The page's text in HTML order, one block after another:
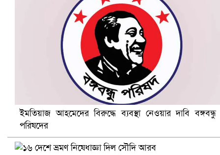
নানা সংকটে রিক্রুটিং এজেন্সি, হুমকির মুখে শ্রম রপ্তানি
ইমতিয়াজ আহমেদের বিরুদ্ধে ব্যবস্থা নেওয়ার দাবি বঙ্গবন্ধু
পরিষদের